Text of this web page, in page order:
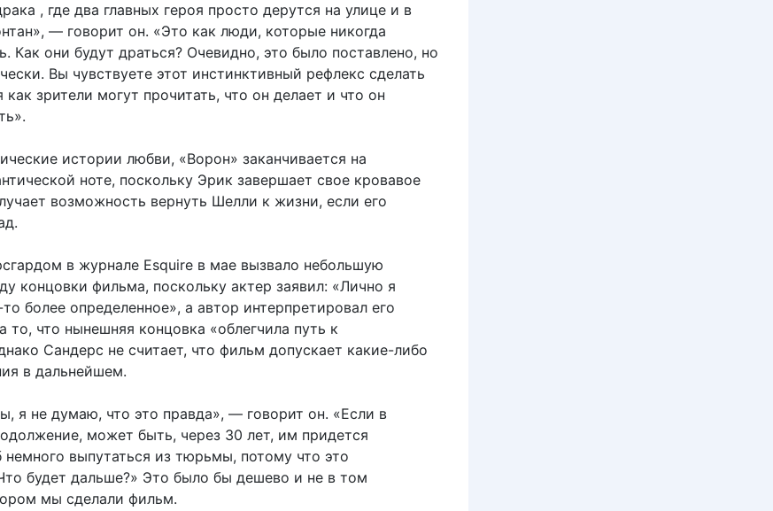
, где два главных героя просто дерутся на улице и в
— говорит он. «Это как люди, которые никогда
Как они будут драться? Очевидно, это было поставлено, но
Вы чувствуете этот инстинктивный рефлекс сделать
зрители могут прочитать, что он делает и что он
истории любви, «Ворон» заканчивается на
ноте, поскольку Эрик завершает свое кровавое
возможность вернуть Шелли к жизни, если его
в журнале Esquire в мае вызвало небольшую
концовки фильма, поскольку актер заявил: «Лично я
более определенное», а автор интерпретировал его
то, что нынешняя концовка «облегчила путь к
Сандерс не считает, что фильм допускает какие-либо
в дальнейшем.
я не думаю, что это правда», — говорит он. «Если в
может быть, через 30 лет, им придется
немного выпутаться из тюрьмы, потому что это
будет дальше?» Это было бы дешево и не в том
мы сделали фильм.